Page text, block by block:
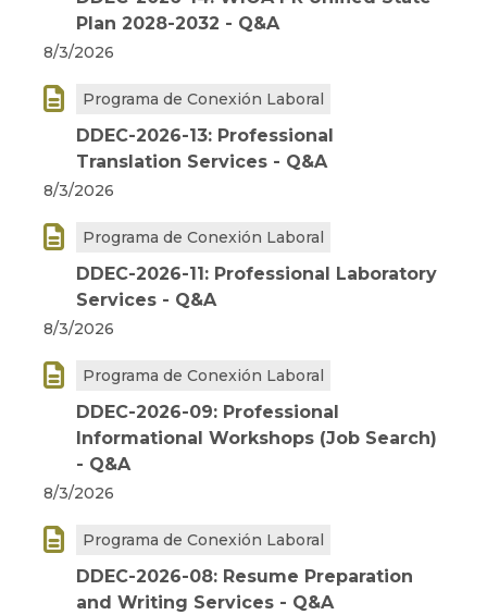
Plan 2028-2032 - Q&A
8/3/2026
 Programa de Conexión Laboral
DDEC-2026-13: Professional
Translation Services - Q&A
8/3/2026
 Programa de Conexión Laboral
DDEC-2026-11: Professional Laboratory
Services - Q&A
8/3/2026
 Programa de Conexión Laboral
DDEC-2026-09: Professional
Informational Workshops (Job Search)
- Q&A
8/3/2026
 Programa de Conexión Laboral
DDEC-2026-08: Resume Preparation
and Writing Services - Q&A